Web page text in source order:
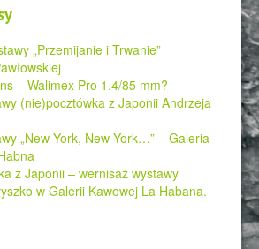
„Przemijanie i Trwanie”
– Walimex Pro 1.4/85 mm?
(nie)pocztówka z Japonii Andrzeja
„New York, New York…” – Galeria
z Japonii – wernisaż wystawy
w Galerii Kawowej La Habana.